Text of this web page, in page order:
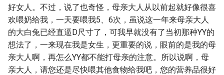
好女人。不过，说了也奇怪，母亲大人从以前起就好像很喜
欢喂奶给我，一天要喂我5、6次，虽说这一年来母亲大人
的大白兔已经直逼D尺寸了，可我早就没有了当初那种YY的
想法了，一来现在我是女生，更重要的说，眼前的是我的母
亲大人啊，再怎么YY都不能打母亲的注意。所以说啊，母
亲大人，请您还是尽快喂其他食物给我吧，您的营养品很好